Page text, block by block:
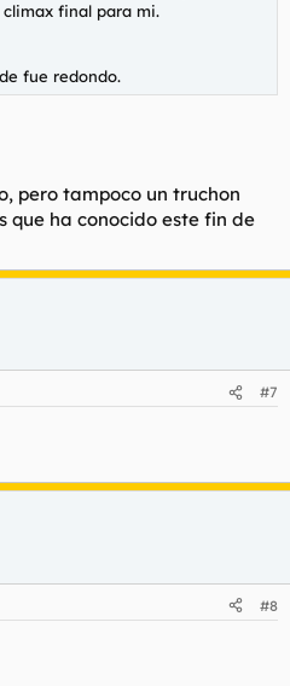
climax final para mi.
fue redondo.
pero tampoco un truchon
que ha conocido este fin de
#7
#8